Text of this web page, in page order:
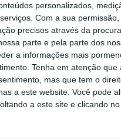
personalizados,
Com a sua
precisos através da
parte e pela parte dos
a informações mais
Tenha em atenção
mas que tem o
a este website. Você pode
a este site e clicando
Corse) +0,203s
WorldSSP) +1.658s
AIR Racing) +5.289s
Racing Team) +5.554s